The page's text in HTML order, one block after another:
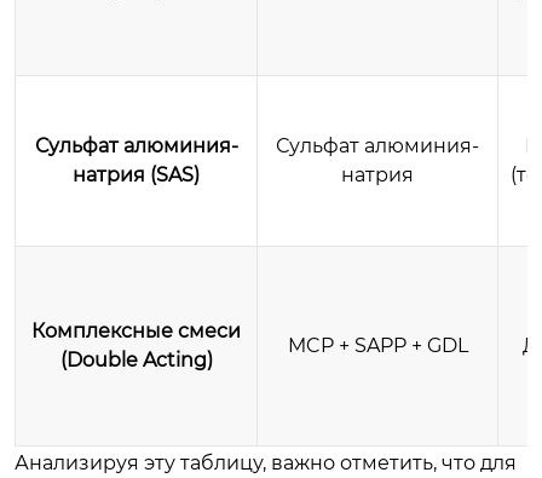
Сульфат алюминия-
натрия (SAS)
Сульфат алюминия-
натрия
Комплексные смеси
(Double Acting)
MCP + SAPP + GDL
Анализируя эту таблицу, важно отметить, что для